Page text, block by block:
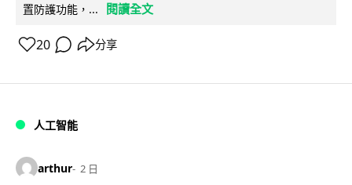
置防護功能，...
閱讀全文
20 分享
人工智能
arthur 2 日